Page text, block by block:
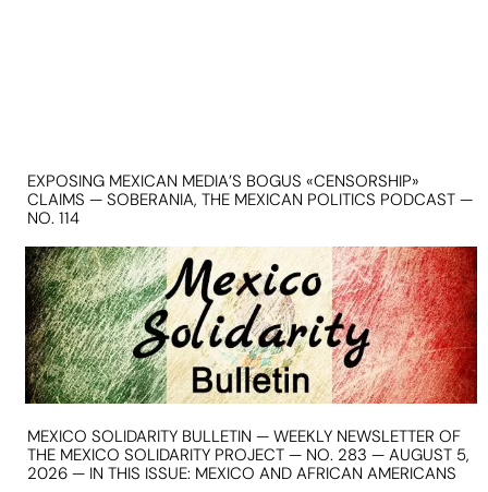
EXPOSING MEXICAN MEDIA’S BOGUS «CENSORSHIP»
CLAIMS — SOBERANIA, THE MEXICAN POLITICS PODCAST —
NO. 114
MEXICO SOLIDARITY BULLETIN — WEEKLY NEWSLETTER OF
THE MEXICO SOLIDARITY PROJECT — NO. 283 — AUGUST 5,
2026 — IN THIS ISSUE: MEXICO AND AFRICAN AMERICANS